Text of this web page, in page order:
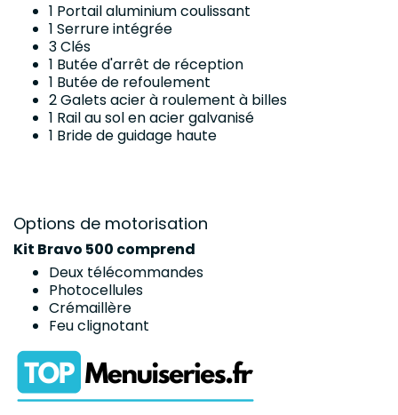
1 Portail aluminium coulissant
1 Serrure intégrée
3 Clés
1 Butée d'arrêt de réception
1 Butée de refoulement
2 Galets acier à roulement à billes
1 Rail au sol en acier galvanisé
1 Bride de guidage haute
Options de motorisation
Kit Bravo 500 comprend
Deux télécommandes
Photocellules
Crémaillère
Feu clignotant